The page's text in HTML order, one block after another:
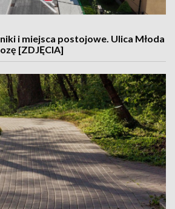
i miejsca postojowe. Ulica Młoda
[ZDJĘCIA]